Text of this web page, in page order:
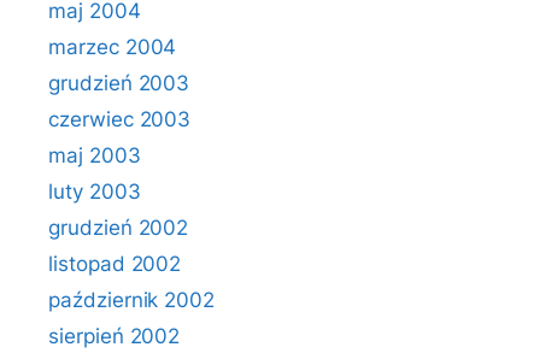
maj 2004
marzec 2004
grudzień 2003
czerwiec 2003
maj 2003
luty 2003
grudzień 2002
listopad 2002
październik 2002
sierpień 2002